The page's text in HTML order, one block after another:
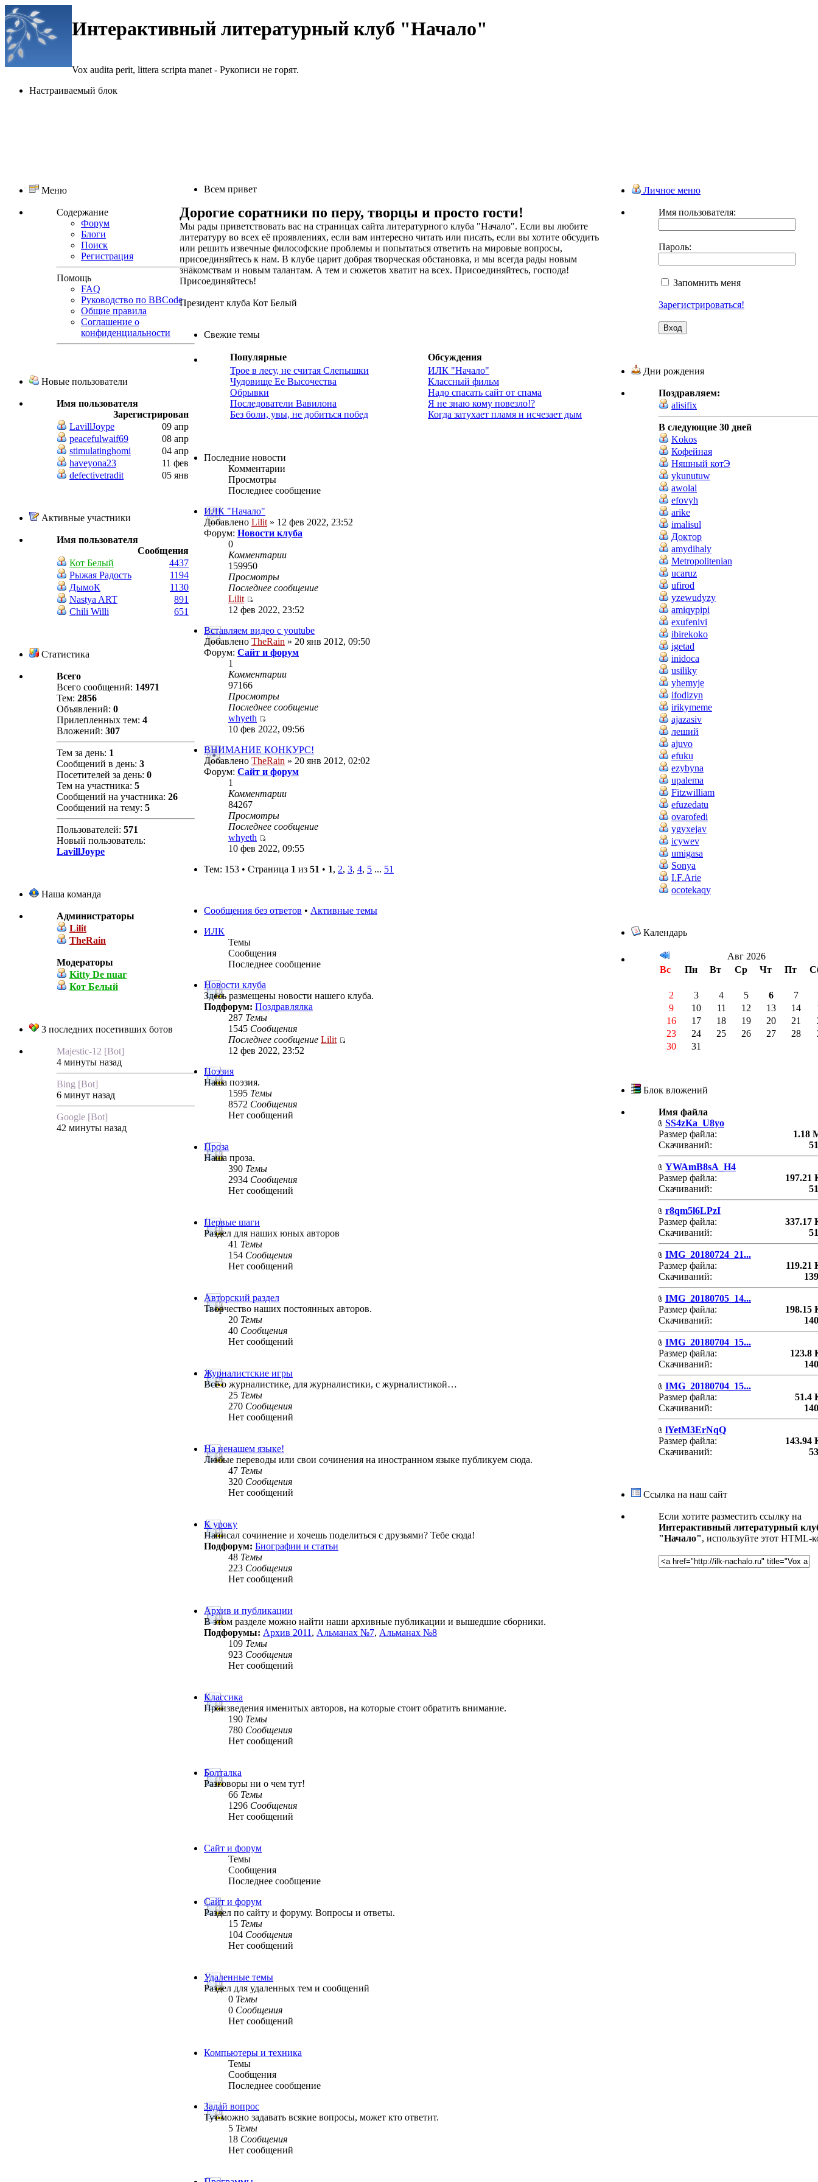
Интерактивный литературный клуб "Начало"
Vox audita perit, littera scripta manet - Рукописи не горят.
Настраиваемый блок
Меню
Содержание
Форум
Блоги
Поиск
Регистрация
Помощь
FAQ
Руководство по BBCode
Общие правила
Соглашение о
конфиденциальности
Новые пользователи
Имя пользователя
Зарегистрирован
LavillJoype
09 апр
peacefulwaif69
08 апр
stimulatinghomi
04 апр
haveyona23
11 фев
defectivetradit
05 янв
Активные участники
Имя пользователя
Сообщения
Кот Белый
4437
Рыжая Радость
1194
ДымоК
1130
Nastya ART
891
Chili Willi
651
Статистика
Всего
Всего сообщений: 14971
Тем: 2856
Объявлений: 0
Прилепленных тем: 4
Вложений: 307
Тем за день: 1
Сообщений в день: 3
Посетителей за день: 0
Тем на участника: 5
Сообщений на участника: 26
Сообщений на тему: 5
Пользователей: 571
Новый пользователь:
LavillJoype
Наша команда
Администраторы
Lilit
TheRain
Модераторы
Kitty De nuar
Кот Белый
3 последних посетивших ботов
Majestic-12 [Bot]
4 минуты назад
Bing [Bot]
6 минут назад
Google [Bot]
42 минуты назад
Всем привет
Дорогие соратники по перу, творцы и просто гости!
Мы рады приветствовать вас на страницах сайта литературного клуба "Начало". Если вы любите
литературу во всех её проявлениях, если вам интересно читать или писать, если вы хотите обсудить
или решить извечные философские проблемы и попытаться ответить на мировые вопросы,
присоединяйтесь к нам. В клубе царит добрая творческая обстановка, и мы всегда рады новым
знакомствам и новым талантам. А тем и сюжетов хватит на всех. Присоединяйтесь, господа!
Присоединяйтесь!
Президент клуба Кот Белый
Свежие темы
Популярные
Обсуждения
Трое в лесу, не считая Слепышки
Чудовище Ее Высочества
Обрывки
Последователи Вавилона
Без боли, увы, не добиться побед
ИЛК "Начало"
Классный фильм
Надо спасать сайт от спама
Я не знаю кому повезло!?
Когда затухает пламя и исчезает дым
Последние новости
Комментарии
Просмотры
Последнее сообщение
ИЛК "Начало"
Добавлено Lilit » 12 фев 2022, 23:52
Форум: Новости клуба
0
Комментарии
159950
Просмотры
Последнее сообщение
Lilit
12 фев 2022, 23:52
Вставляем видео с youtube
Добавлено TheRain » 20 янв 2012, 09:50
Форум: Сайт и форум
1
Комментарии
97166
Просмотры
Последнее сообщение
whyeth
10 фев 2022, 09:56
ВНИМАНИЕ КОНКУРС!
Добавлено TheRain » 20 янв 2012, 02:02
Форум: Сайт и форум
1
Комментарии
84267
Просмотры
Последнее сообщение
whyeth
10 фев 2022, 09:55
Тем: 153 • Страница 1 из 51 • 1, 2, 3, 4, 5 ... 51
Сообщения без ответов • Активные темы
ИЛК
Темы
Сообщения
Последнее сообщение
Новости клуба
Здесь размещены новости нашего клуба.
Подфорум: Поздравлялка
287 Темы
1545 Сообщения
Последнее сообщение Lilit
12 фев 2022, 23:52
Поэзия
Наша поэзия.
1595 Темы
8572 Сообщения
Нет сообщений
Проза
Наша проза.
390 Темы
2934 Сообщения
Нет сообщений
Первые шаги
Раздел для наших юных авторов
41 Темы
154 Сообщения
Нет сообщений
Авторский раздел
Творчество наших постоянных авторов.
20 Темы
40 Сообщения
Нет сообщений
Журналистские игры
Всё о журналистике, для журналистики, с журналистикой…
25 Темы
270 Сообщения
Нет сообщений
На ненашем языке!
Любые переводы или свои сочинения на иностранном языке публикуем сюда.
47 Темы
320 Сообщения
Нет сообщений
К уроку
Написал сочинение и хочешь поделиться с друзьями? Тебе сюда!
Подфорум: Биографии и статьи
48 Темы
223 Сообщения
Нет сообщений
Архив и публикации
В этом разделе можно найти наши архивные публикации и вышедшие сборники.
Подфорумы: Архив 2011 , Альманах №7, Альманах №8
109 Темы
923 Сообщения
Нет сообщений
Классика
Произведения именитых авторов, на которые стоит обратить внимание.
190 Темы
780 Сообщения
Нет сообщений
Болталка
Разговоры ни о чем тут!
66 Темы
1296 Сообщения
Нет сообщений
Сайт и форум
Темы
Сообщения
Последнее сообщение
Сайт и форум
Раздел по сайту и форуму. Вопросы и ответы.
15 Темы
104 Сообщения
Нет сообщений
Удаленные темы
Раздел для удаленных тем и сообщений
0 Темы
0 Сообщения
Нет сообщений
Компьютеры и техника
Темы
Сообщения
Последнее сообщение
Задай вопрос
Тут можно задавать всякие вопросы, может кто ответит.
5 Темы
18 Сообщения
Нет сообщений
Личное меню
Имя пользователя:
Пароль:
Запомнить меня
Зарегистрироваться!
Дни рождения
Поздравляем:
alisifix
В следующие 30 дней
Kokos
Кофейная
Няшный котЭ
ykunutuw
awolal
efovyh
arike
imalisul
Доктор
amydihaly
Metropolitenian
ucaruz
ufirod
yzewudyzy
amiqypipi
exufenivi
ibirekoko
igetad
inidoca
usiliky
yhemyje
ifodizyn
irikymeme
ajazasiv
леший
ajuvo
efuku
ezybyna
upalema
Fitzwilliam
efuzedatu
ovarofedi
ygyxejav
icywev
umigasa
Sonya
I.F.Arie
ocotekaqy
Календарь
Авг 2026
Вс
Пн Вт Ср Чт Пт
2 3 4 5 6
7
9
10 11 12 13 14
16
17 18 19 20 21
23
24 25 26 27 28
30
31
Блок вложений
Имя файла
SS4zKa_U8yo
Размер файла:
1.18
Скачиваний:
YWAmB8sA_H4
Размер файла:
197.21
Скачиваний:
r8qm5l6LPzI
Размер файла:
337.17
Скачиваний:
IMG_20180724_21...
Размер файла:
119.21
Скачиваний:
IMG_20180705_14...
Размер файла:
198.15
Скачиваний:
IMG_20180704_15...
Размер файла:
123.8
Скачиваний:
IMG_20180704_15...
Размер файла:
51.4
Скачиваний:
lYetM3ErNqQ
Размер файла:
143.94
Скачиваний:
Ссылка на наш сайт
Если хотите разместить ссылку на
Интерактивный литературный
"Начало", используйте этот HTML-